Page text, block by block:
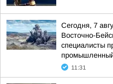
Сегодня, 7
Восточно-
специалисты
11:31